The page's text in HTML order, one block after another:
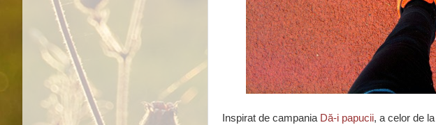
Inspirat de campania Dă-i papucii, a celor de la